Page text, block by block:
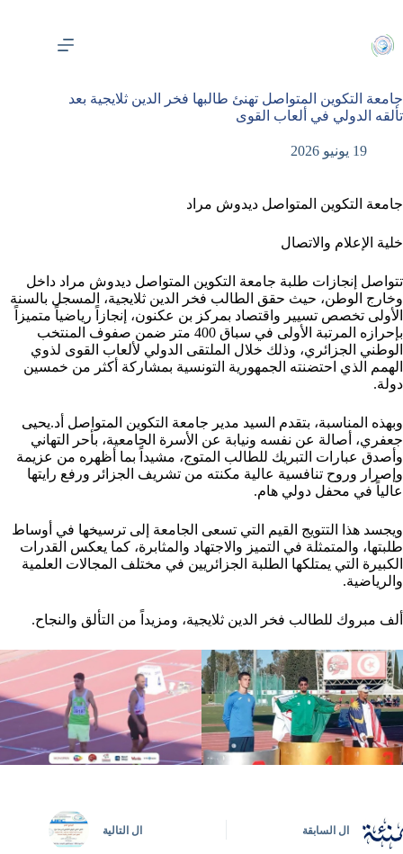
المحتوى
جامعة التكوين المتواصل تهنئ طالبها فخر الدين ثلايجية بعد
تألقه الدولي في ألعاب القوى
19 يونيو 2026
جامعة التكوين المتواصل ديدوش مراد
خلية الإعلام والاتصال
تتواصل إنجازات طلبة جامعة التكوين المتواصل ديدوش مراد داخل
وخارج الوطن، حيث حقق الطالب فخر الدين ثلايجية، المسجل بالسنة
الأولى تخصص تسيير واقتصاد بمركز بن عكنون، إنجازاً رياضياً متميزاً
بإحرازه المرتبة الأولى في سباق 400 متر ضمن صفوف المنتخب
الوطني الجزائري، وذلك خلال الملتقى الدولي لألعاب القوى لذوي
الهمم الذي احتضنته الجمهورية التونسية بمشاركة أكثر من خمسين
دولة.
وبهذه المناسبة، بتقدم السيد مدير جامعة التكوين المتواصل أد.يحيى
جعفري، أصالة عن نفسه ونيابة عن الأسرة الجامعية، بأحر التهاني
وأصدق عبارات التبريك للطالب المتوج، مشيداً بما أظهره من عزيمة
وإصرار وروح تنافسية عالية مكنته من تشريف الجزائر ورفع رايتها
عالياً في محفل دولي هام.
ويجسد هذا التتويج القيم التي تسعى الجامعة إلى ترسيخها في أوساط
طلبتها، والمتمثلة في التميز والاجتهاد والمثابرة، كما يعكس القدرات
الكبيرة التي يمتلكها الطلبة الجزائريين في مختلف المجالات العلمية
والرياضية.
ألف مبروك للطالب فخر الدين ثلايجية، ومزيداً من التألق والنجاح.
ال السابقة ال التالية